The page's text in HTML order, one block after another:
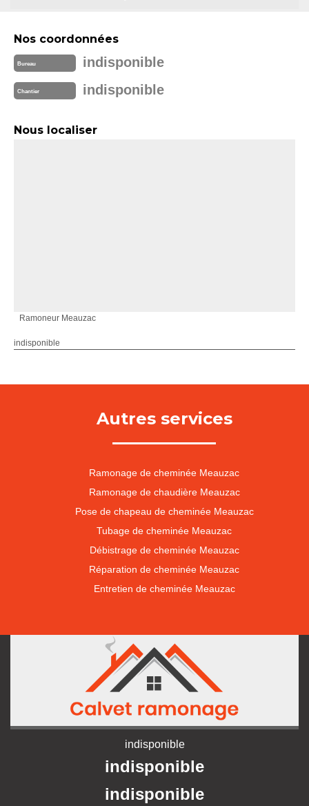
Nos coordonnées
Bureau indisponible
Chantier indisponible
Nous localiser
Ramoneur Meauzac
indisponible
Autres services
Ramonage de cheminée Meauzac
Ramonage de chaudière Meauzac
Pose de chapeau de cheminée Meauzac
Tubage de cheminée Meauzac
Débistrage de cheminée Meauzac
Réparation de cheminée Meauzac
Entretien de cheminée Meauzac
indisponible
indisponible
indisponible